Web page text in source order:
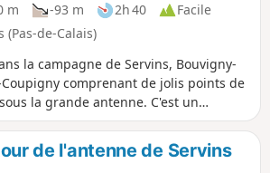
m -93 m 2h 40
Facile
(Pas-de-Calais)
la campagne de Servins, Bouvigny-
comprenant de jolis points de
la grande antenne. C'est un
et un peu de route.
de l'antenne de Servins